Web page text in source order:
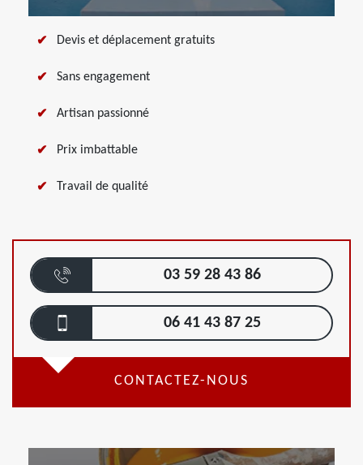
Devis et déplacement gratuits
Sans engagement
Artisan passionné
Prix imbattable
Travail de qualité
03 59 28 43 86
06 41 43 87 25
CONTACTEZ-NOUS